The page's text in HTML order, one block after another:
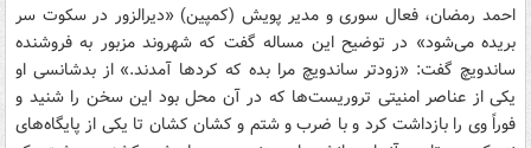
احمد رمضان، فعال سوری و مدیر پویش (کمپین) «دیرالزور در سکوت سر
بریده می‌شود» در توضیح این مساله گفت که شهروند مزبور به فروشنده
ساندویچ گفت: «زودتر ساندویچ مرا بده که کردها آمدند.» از بدشانسی او
یکی از عناصر امنیتی تروریست‌ها که در آن محل بود این سخن را شنید و
فوراً وی را بازداشت کرد و با ضرب و شتم و کشان کشان تا یکی از پایگاه‌های